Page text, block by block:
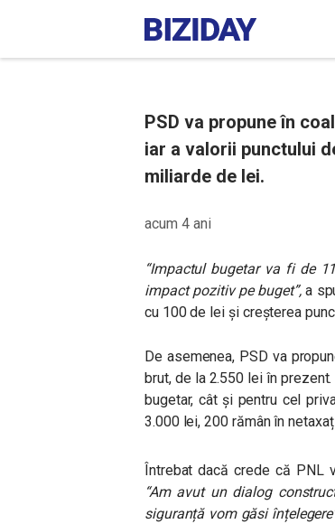
PSD va propune în
iar a valorii punctului
miliarde de lei.
acum 4 ani
“Impactul bugetar va fi de
impact pozitiv pe buget”,a
cu 100 de lei și creșterea
De asemenea, PSD va
brut, de la 2.550 lei în
bugetar, cât și pentru cel
3.000 lei, 200 rămân în
Întrebat dacă crede că PNL
“Am avut un dialog
siguranță vom găsi